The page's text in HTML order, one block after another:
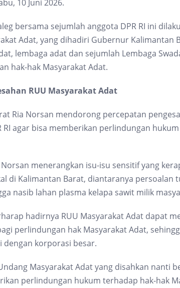
10 Juni 2026.
bersama sejumlah anggota DPR RI ini
Adat, yang dihadiri Gubernur Kalimantan
lembaga adat dan sejumlah Lembaga
hak-hak Masyarakat Adat.
RUU Masyarakat Adat
Ria Norsan mendorong percepatan
RI agar bisa memberikan perlindungan
menerangkan isu-isu sensitif yang
di Kalimantan Barat, diantaranya persoalan
nasib lahan plasma kelapa sawit milik
hadirnya RUU Masyarakat Adat dapat
perlindungan hak Masyarakat Adat,
dengan korporasi besar.
Masyarakat Adat yang disahkan nanti
perlindungan hukum terhadap hak-hak